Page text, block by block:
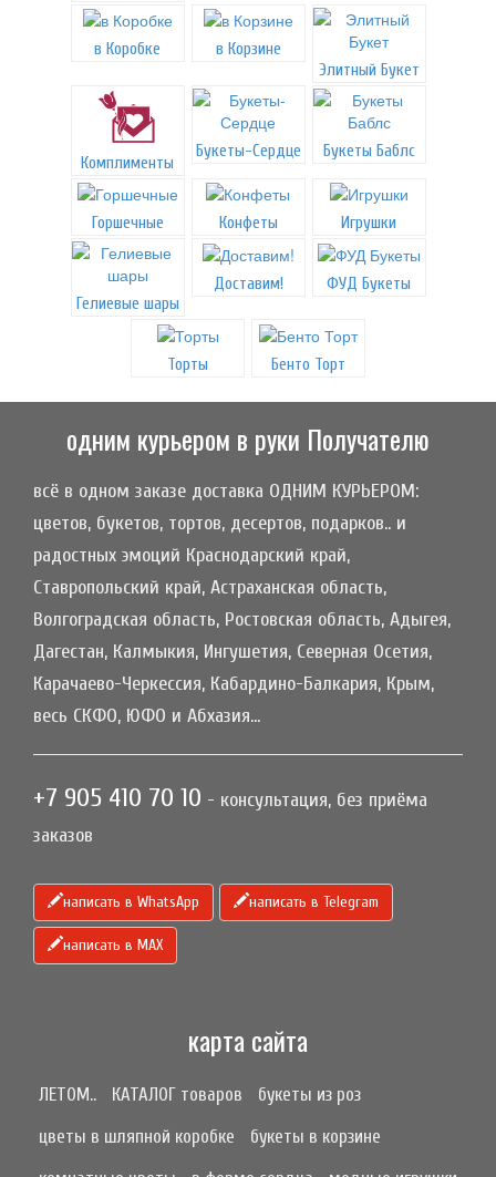
в Коробке
в Корзине
Элитный Букет
Комплименты
Букеты-Сердце Букеты Баблс
Горшечные Конфеты Игрушки
Гелиевые шары
Доставим! ФУД Букеты
Торты Бенто Торт
одним курьером в руки Получателю
всё в одном заказе доставка ОДНИМ КУРЬЕРОМ:
цветов, букетов, тортов, десертов, подарков.. и
радостных эмоций Краснодарский край,
Ставропольский край, Астраханская область,
Волгоградская область, Ростовская область, Адыгея,
Дагестан, Калмыкия, Ингушетия, Северная Осетия,
Карачаево-Черкессия, Кабардино-Балкария, Крым,
весь СКФО, ЮФО и Абхазия...
+7 905 410 70 10 - консультация, без приёма
заказов
написать в WhatsApp написать в Telegram
написать в МАХ
карта сайта
ЛЕТОМ.. КАТАЛОГ товаров
букеты из роз
цветы в шляпной коробке
букеты в корзине